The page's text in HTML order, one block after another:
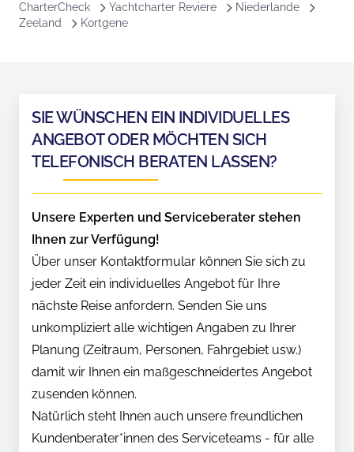
CharterCheck Yachtcharter Reviere
Niederlande
Zeeland
Kortgene
SIE WÜNSCHEN EIN INDIVIDUELLES
ANGEBOT ODER MÖCHTEN SICH
TELEFONISCH BERATEN LASSEN?
Unsere Experten und Serviceberater stehen
Ihnen zur Verfügung!
Über unser Kontaktformular können Sie sich zu
jeder Zeit ein individuelles Angebot für Ihre
nächste Reise anfordern. Senden Sie uns
unkompliziert alle wichtigen Angaben zu Ihrer
Planung (Zeitraum, Personen, Fahrgebiet usw.)
damit wir Ihnen ein maßgeschneidertes Angebot
zusenden können.
Natürlich steht Ihnen auch unsere freundlichen
Kundenberater*innen des Serviceteams - für alle